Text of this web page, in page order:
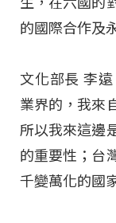
的國際合作及
文化部長 李
業界的，我來
所以我來這邊
的重要性；台
千變萬化的國